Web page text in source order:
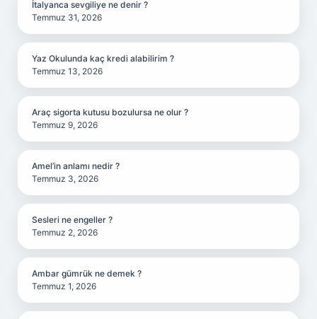
İtalyanca sevgiliye ne denir ?
Temmuz 31, 2026
Yaz Okulunda kaç kredi alabilirim ?
Temmuz 13, 2026
Araç sigorta kutusu bozulursa ne olur ?
Temmuz 9, 2026
Amel’in anlamı nedir ?
Temmuz 3, 2026
Sesleri ne engeller ?
Temmuz 2, 2026
Ambar gümrük ne demek ?
Temmuz 1, 2026